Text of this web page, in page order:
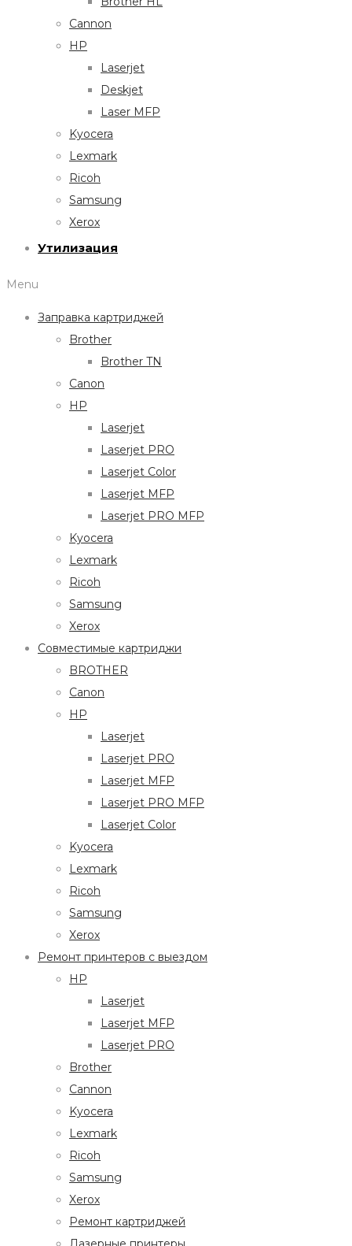
Cannon
HP
Laserjet
Deskjet
Laser MFP
Kyocera
Lexmark
Ricoh
Samsung
Xerox
Утилизация
Menu
Заправка картриджей
Brother
Brother TN
Canon
HP
Laserjet
Laserjet PRO
Laserjet Color
Laserjet MFP
Laserjet PRO MFP
Kyocera
Lexmark
Ricoh
Samsung
Xerox
Совместимые картриджи
BROTHER
Canon
HP
Laserjet
Laserjet PRO
Laserjet MFP
Laserjet PRO MFP
Laserjet Color
Kyocera
Lexmark
Ricoh
Samsung
Xerox
Ремонт принтеров с выездом
HP
Laserjet
Laserjet MFP
Laserjet PRO
Brother
Cannon
Kyocera
Lexmark
Ricoh
Samsung
Xerox
Ремонт картриджей